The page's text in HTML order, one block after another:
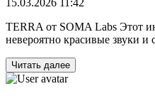
15.03.2026 11:42
TERRA от SOMA Labs Этот
невероятно красивые звуки и
Читать далее